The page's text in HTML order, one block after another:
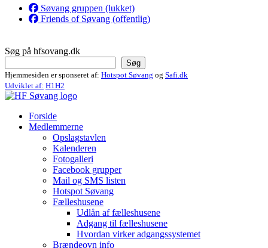
Søvang gruppen (lukket)
Friends of Søvang (offentlig)
Søg på hfsovang.dk
Søg
Hjemmesiden er sponseret af: Hotspot Søvang og Safi.dk
Udviklet af: H1H2
Forside
Medlemmerne
Opslagstavlen
Kalenderen
Fotogalleri
Facebook grupper
Mail og SMS listen
Hotspot Søvang
Fælleshusene
Udlån af fælleshusene
Adgang til fælleshusene
Hvordan virker adgangssystemet
Brændeovn info